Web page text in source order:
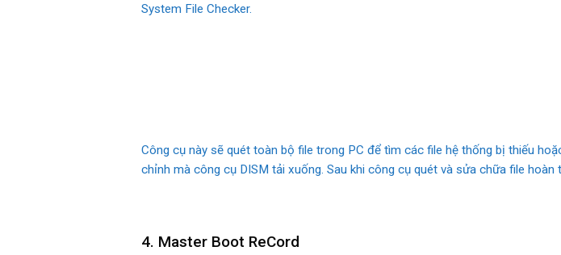
System File Checker.
Công cụ này sẽ quét toàn bộ file trong PC để tìm các file hệ thống bị thiếu
chỉnh mà công cụ DISM tải xuống. Sau khi công cụ quét và sửa chữa file
4. Master Boot ReCord